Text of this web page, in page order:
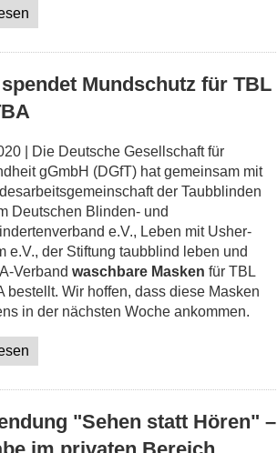
Mundschutz für TBL
| Die Deutsche Gesellschaft für
gGmbH (DGfT) hat gemeinsam mit
der Taubblinden
Deutschen Blinden- und
e.V., Leben mit Usher-
e.V., der Stiftung taubblind leben und
Verband waschbare Masken für TBL
bestellt. Wir hoffen, dass diese Masken
in der nächsten Woche ankommen.
"Sehen statt Hören" –